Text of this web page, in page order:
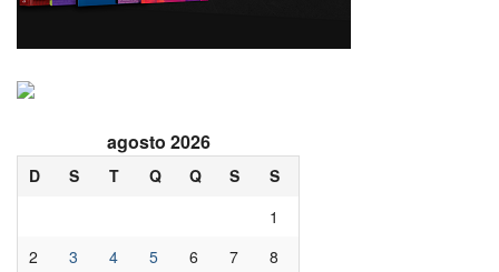
agosto 2026
D S T Q Q S
S
1
2
3 4 5 6 7
8